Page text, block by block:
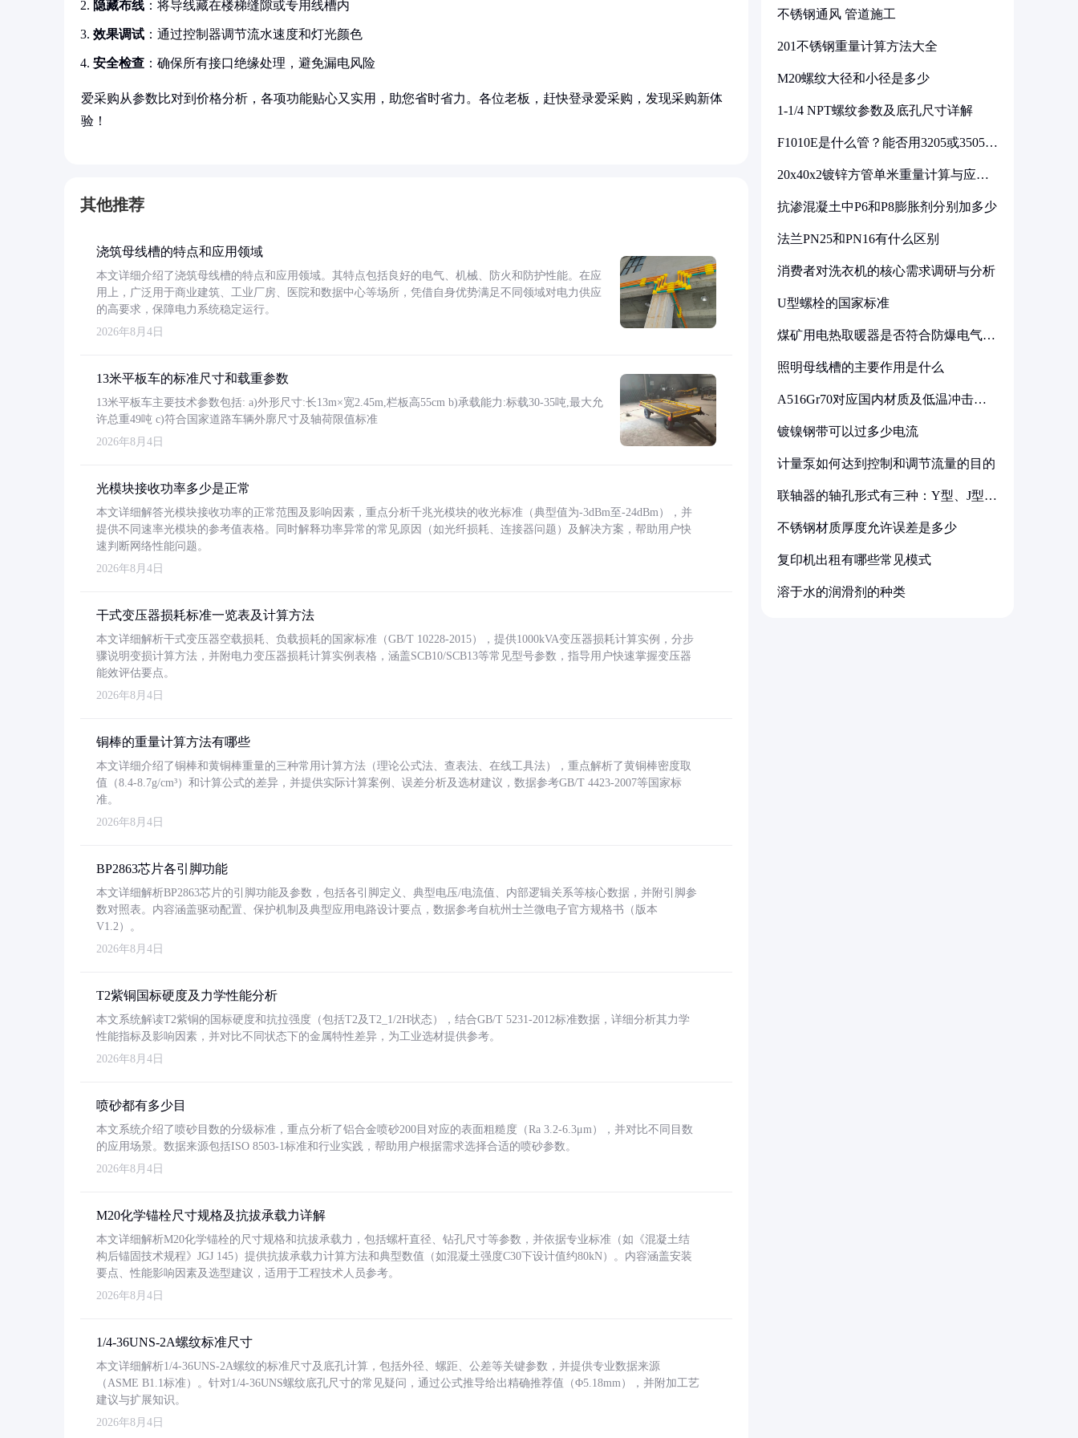
隐藏布线 ：将导线藏在楼梯缝隙或专用线槽内
效果调试 ：通过控制器调节流水速度和灯光颜色
安全检查 ：确保所有接口绝缘处理，避免漏电风险
爱采购从参数比对到价格分析，各项功能贴心又实用，助您省时省力。各位老板，赶快登录爱采购，发现采购新体
验！
其他推荐
浇筑母线槽的特点和应用领域
本文详细介绍了浇筑母线槽的特点和应用领域。其特点包括良好的电气、机械、防火和防护性能。在应
用上，广泛用于商业建筑、工业厂房、医院和数据中心等场所，凭借自身优势满足不同领域对电力供应
的高要求，保障电力系统稳定运行。
2026年8月4日
13米平板车的标准尺寸和载重参数
13米平板车主要技术参数包括: a)外形尺寸:长13m×宽2.45m,栏板高55cm b)承载能力:标载30-35吨,最大允
许总重49吨 c)符合国家道路车辆外廓尺寸及轴荷限值标准
2026年8月4日
光模块接收功率多少是正常
本文详细解答光模块接收功率的正常范围及影响因素，重点分析千兆光模块的收光标准（典型值为-3dBm至-24dBm），并
提供不同速率光模块的参考值表格。同时解释功率异常的常见原因（如光纤损耗、连接器问题）及解决方案，帮助用户快
速判断网络性能问题。
2026年8月4日
干式变压器损耗标准一览表及计算方法
本文详细解析干式变压器空载损耗、负载损耗的国家标准（GB/T 10228-2015），提供1000kVA变压器损耗计算实例，分步
骤说明变损计算方法，并附电力变压器损耗计算实例表格，涵盖SCB10/SCB13等常见型号参数，指导用户快速掌握变压器
能效评估要点。
2026年8月4日
铜棒的重量计算方法有哪些
本文详细介绍了铜棒和黄铜棒重量的三种常用计算方法（理论公式法、查表法、在线工具法），重点解析了黄铜棒密度取
值（8.4-8.7g/cm³）和计算公式的差异，并提供实际计算案例、误差分析及选材建议，数据参考GB/T 4423-2007等国家标
准。
2026年8月4日
BP2863芯片各引脚功能
本文详细解析BP2863芯片的引脚功能及参数，包括各引脚定义、典型电压/电流值、内部逻辑关系等核心数据，并附引脚参
数对照表。内容涵盖驱动配置、保护机制及典型应用电路设计要点，数据参考自杭州士兰微电子官方规格书（版本
V1.2）。
2026年8月4日
T2紫铜国标硬度及力学性能分析
本文系统解读T2紫铜的国标硬度和抗拉强度（包括T2及T2_1/2H状态），结合GB/T 5231-2012标准数据，详细分析其力学
性能指标及影响因素，并对比不同状态下的金属特性差异，为工业选材提供参考。
2026年8月4日
喷砂都有多少目
本文系统介绍了喷砂目数的分级标准，重点分析了铝合金喷砂200目对应的表面粗糙度（Ra 3.2-6.3μm），并对比不同目数
的应用场景。数据来源包括ISO 8503-1标准和行业实践，帮助用户根据需求选择合适的喷砂参数。
2026年8月4日
M20化学锚栓尺寸规格及抗拔承载力详解
本文详细解析M20化学锚栓的尺寸规格和抗拔承载力，包括螺杆直径、钻孔尺寸等参数，并依据专业标准（如《混凝土结
构后锚固技术规程》JGJ 145）提供抗拔承载力计算方法和典型数值（如混凝土强度C30下设计值约80kN）。内容涵盖安装
要点、性能影响因素及选型建议，适用于工程技术人员参考。
2026年8月4日
1/4-36UNS-2A螺纹标准尺寸
本文详细解析1/4-36UNS-2A螺纹的标准尺寸及底孔计算，包括外径、螺距、公差等关键参数，并提供专业数据来源
（ASME B1.1标准）。针对1/4-36UNS螺纹底孔尺寸的常见疑问，通过公式推导给出精确推荐值（Φ5.18mm），并附加工艺
建议与扩展知识。
2026年8月4日
不锈钢通风 管道施工
201不锈钢重量计算方法大全
M20螺纹大径和小径是多少
1-1/4 NPT螺纹参数及底孔尺寸详解
F1010E是什么管？能否用3205或3505代
20x40x2镀锌方管单米重量计算与应用
抗渗混凝土中P6和P8膨胀剂分别加多少
法兰PN25和PN16有什么区别
消费者对洗衣机的核心需求调研与分析
U型螺栓的国家标准
煤矿用电热取暖器是否符合防爆电气设
照明母线槽的主要作用是什么
A516Gr70对应国内材质及低温冲击要
镀镍钢带可以过多少电流
计量泵如何达到控制和调节流量的目的
联轴器的轴孔形式有三种：Y型、J型、
不锈钢材质厚度允许误差是多少
复印机出租有哪些常见模式
溶于水的润滑剂的种类